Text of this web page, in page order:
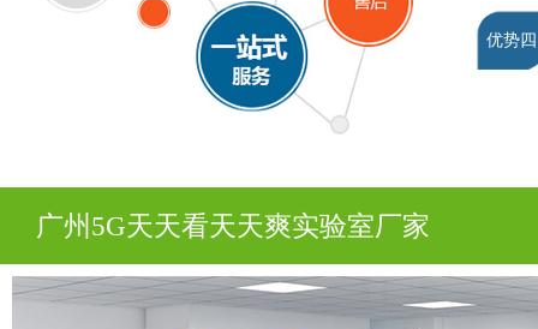
优势四
广州5G天天看天天爽实验室厂家